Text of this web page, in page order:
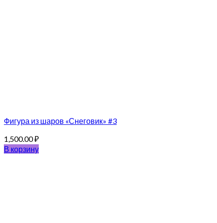
Фигура из шаров «Снеговик» #3
1,500.00₽
В корзину